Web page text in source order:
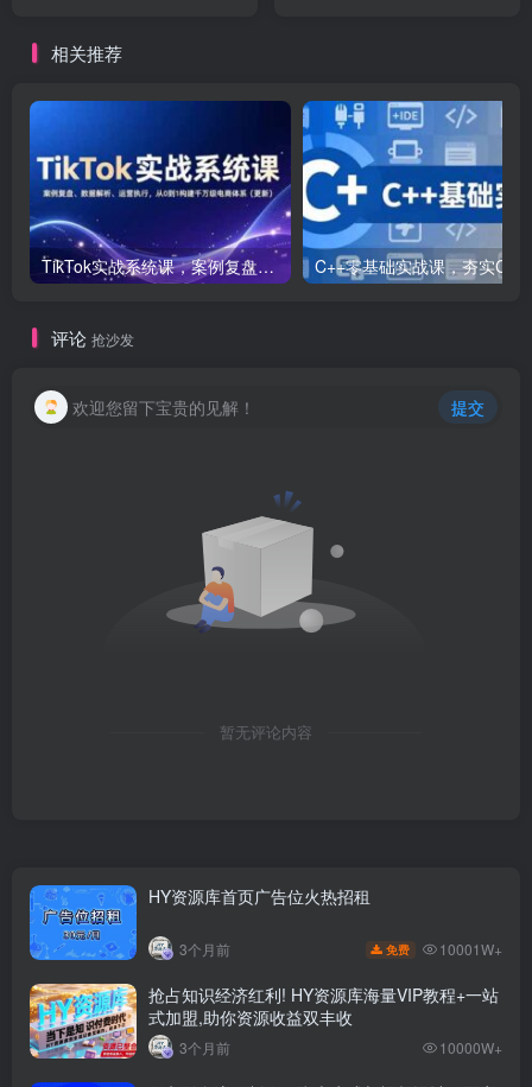
相关推荐
TikTok实战系统课，案例复盘、数据解析、运营执行，从0到1构建千万级电商体系（更新）
评论 抢沙发
欢迎您留下宝贵的见解！ 提交
暂无评论内容
HY资源库首页广告位火热招租
3个月前 免费 10001W+
抢占知识经济红利! HY资源库海量VIP教程+一站
式加盟,助你资源收益双丰收
3个月前 10000W+